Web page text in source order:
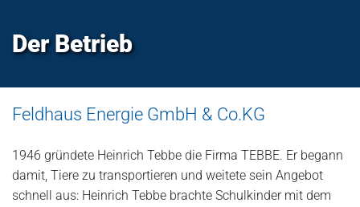
Der Betrieb
Feldhaus Energie GmbH & Co.KG
1946 gründete Heinrich Tebbe die Firma TEBBE. Er begann
damit, Tiere zu transportieren und weitete sein Angebot
schnell aus: Heinrich Tebbe brachte Schulkinder mit dem